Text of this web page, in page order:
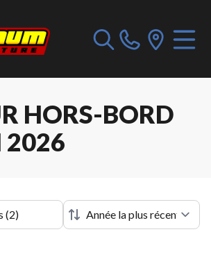
HORS-BORD
2026
(2)